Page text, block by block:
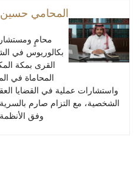
المحامي
محامٍ
بكالوريوس في
القرى بمكة
المحاماة في
واستشارات عملية في القضايا
الشخصية، مع التزام صارم
وفق